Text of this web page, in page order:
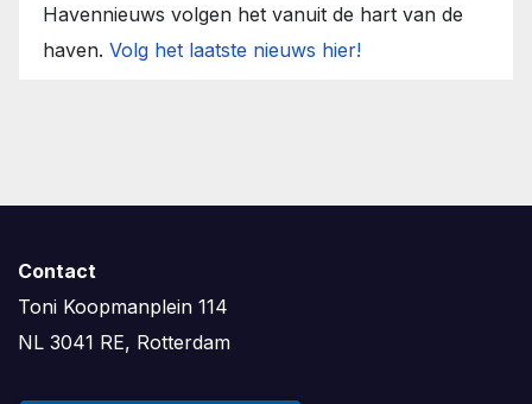
Havennieuws volgen het vanuit de hart van de
haven. Volg het laatste nieuws hier!
Contact
Toni Koopmanplein 114
NL 3041 RE, Rotterdam